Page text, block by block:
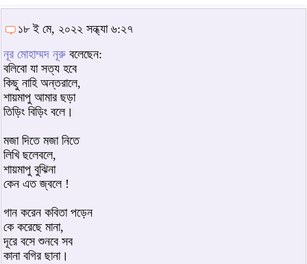
১৮ ই মে, ২০২২ সন্ধ্যা ৬:২৭
নূর মোহাম্মদ নূরু বলেছেন:
বলিবো যা সত্য হবে
কিছু নাহি অন্তরালে,
শায়মাপু আমার ছড়া
তিড়িং বিড়িং বলে।
মজা দিতে মজা নিতে
লিখি ছলেবলে,
শায়মাপু বুঝিনা
কেন এত জ্বলে !
গান করেন কবিতা পড়েন
কে করেছে মানা,
দূরে বসে শুনবে সব
কানা বগির ছানা।